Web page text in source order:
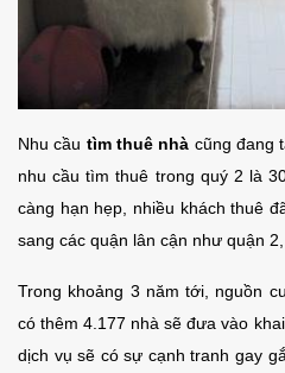
Nhu cầu tìm thuê nhà cũng đang
nhu cầu tìm thuê trong quý 2 là
càng hạn hẹp, nhiều khách thuê
sang các quận lân cận như quận 2,
Trong khoảng 3 năm tới, nguồn
có thêm 4.177 nhà sẽ đưa vào
dịch vụ sẽ có sự cạnh tranh gay